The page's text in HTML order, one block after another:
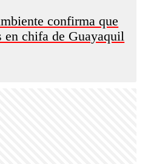
confirma que
en chifa de Guayaquil